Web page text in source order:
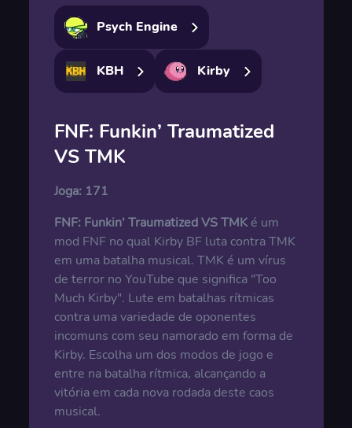
Psych Engine
KBH Kirby
FNF: Funkin’ Traumatized
VS TMK
Joga: 171
FNF: Funkin' Traumatized VS TMKé um
mod FNF no qual Kirby BF luta contra TMK
em uma batalha musical. TMK é um vírus
de terror no YouTube que significa "Too
Much Kirby". Lute em batalhas rítmicas
contra uma variedade de oponentes
incomuns com seu namorado em forma de
Kirby. Escolha um dos modos de jogo e
entre na batalha rítmica, alcançando a
vitória em cada nova rodada deste caos
musical.